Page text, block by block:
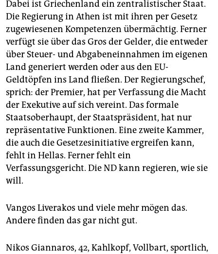
Dabei ist Griechenland ein zentralistischer Staat.
Die Regierung in Athen ist mit ihren per Gesetz
zugewiesenen Kompetenzen übermächtig. Ferner
verfügt sie über das Gros der Gelder, die entweder
über Steuer- und Abgabeneinnahmen im eigenen
Land generiert werden oder aus den EU-
Geldtöpfen ins Land fließen. Der Regierungschef,
sprich: der Premier, hat per Verfassung die Macht
der Exekutive auf sich vereint. Das formale
Staatsoberhaupt, der Staatspräsident, hat nur
repräsentative Funktionen. Eine zweite Kammer,
die auch die Gesetzesinitiative ergreifen kann,
fehlt in Hellas. Ferner fehlt ein
Verfassungsgericht. Die ND kann regieren, wie sie
will.
Vangos Liverakos und viele mehr mögen das.
Andere finden das gar nicht gut.
Nikos Giannaros, 42, Kahlkopf, Vollbart, sportlich,